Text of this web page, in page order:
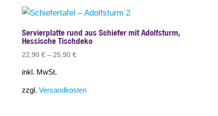
Servierplatte rund aus Schiefer mit Adolfsturm,
Hessische Tischdeko
22,90 €– 25,90 €
inkl. MwSt.
zzgl. Versandkosten